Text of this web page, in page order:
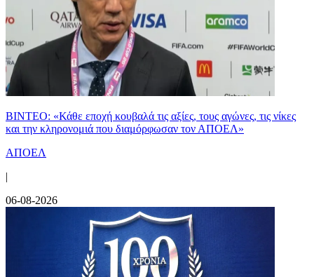
ΒΙΝΤΕΟ: «Κάθε εποχή κουβαλά τις αξίες, τους αγώνες, τις νίκες
και την κληρονομιά που διαμόρφωσαν τον ΑΠΟΕΛ»
ΑΠΟΕΛ
|
06-08-2026